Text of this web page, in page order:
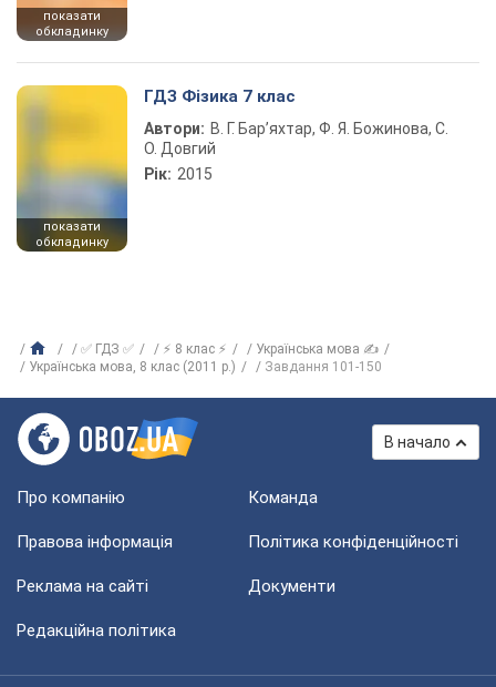
показати
обкладинку
показати
обкладинку
ГДЗ Фізика 7 клас
Автори: В. Г. Бар’яхтар, Ф. Я. Божинова, С.
О. Довгий
Рік: 2015
✅ ГДЗ ✅ ⚡ 8 клас ⚡
Українська мова ✍
Українська мова, 8 клас (2011 р.)
Завдання 101-150
В начало
Про компанію Команда
Правова інформація Політика конфіденційності
Реклама на сайті Документи
Редакційна політика